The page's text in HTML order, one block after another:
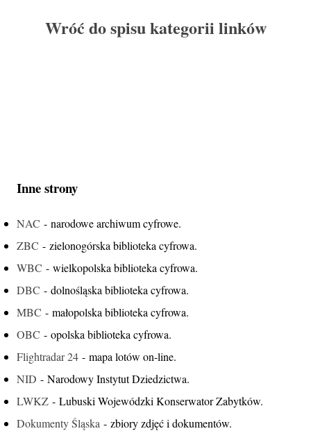
Wróć do spisu kategorii linków
Inne strony
NAC - narodowe archiwum cyfrowe.
ZBC - zielonogórska biblioteka cyfrowa.
WBC - wielkopolska biblioteka cyfrowa.
DBC - dolnośląska biblioteka cyfrowa.
MBC - małopolska biblioteka cyfrowa.
OBC - opolska biblioteka cyfrowa.
Flightradar 24 - mapa lotów on-line.
NID - Narodowy Instytut Dziedzictwa.
LWKZ - Lubuski Wojewódzki Konserwator Zabytków.
Dokumenty Śląska - zbiory zdjęć i dokumentów.